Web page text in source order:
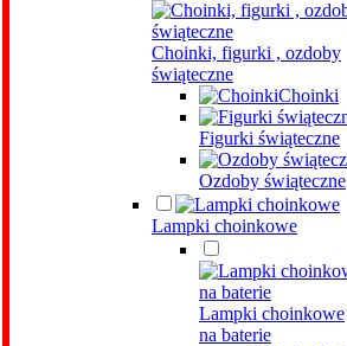
Choinki, figurki , ozdoby
świąteczne
Choinki
Figurki świąteczne
Ozdoby świąteczne
Lampki choinkowe
Lampki choinkowe
na baterie